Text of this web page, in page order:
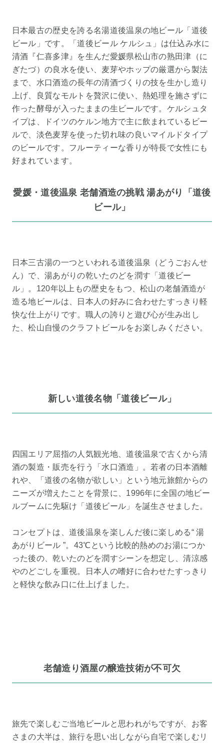
日本最古の歴史を誇る名湯道後温泉の地ビール「道後
ビール」です。「道後ビール ケルシュ」は仕込み水に
清酒『仁喜多津』を生んだ愛媛県松山市の熟田津（に
ぎたづ）の良水を使い、麦芽やホップの厳選から製法
まで、水口酒造の長年の清酒づくりの技を生かし造り
上げ、良質なモルトを贅沢に使い、熱処理を施さずに
作った酵母が入ったままの生ビールです。ケルシュタ
イプは、ドイツのケルン地方で主に飲まれているビー
ルで、淡色麦芽を使った切れ味の良いマイルドタイプ
のビールです。フルーティーな香りが特長で女性にも
好まれています。
愛媛・道後温泉 老舗酒造の挑戦 湯あがり「道後
ビール」
日本三古湯の一つといわれる道後温泉（どうごおんせ
ん）で、湯あがりの乾いたのどを潤す「道後ビー
ル」。120年以上もの歴史をもつ、松山の老舗酒造が
造る地ビールは、日本人の好みに合わせたすっきり軽
快な仕上がりです。職人の誇りと遊び心が生み出し
た、松山自慢のクラフトビールをお楽しみください。
新しい道後名物「道後ビール」
四国エリア屈指の人気観光地、道後温泉で古くから清
酒の製造・販売を行う「水口酒造」。若者の日本酒離
れや、「道後の名物が欲しい」という地元旅館からの
ニーズが増えたことを背景に、1996年に全国の地ビー
ルブームに先駆け「道後ビール」を誕生させました。
コンセプトは、道後温泉を楽しんだ後に楽しめる“ 湯
あがりビール ”。43℃という比較的熱めのお湯につか
った後の、乾いたのどを潤すシーンを想定し、清涼感
やのどごしを重視。日本人の嗜好に合わせたすっきり
と軽快な飲み口に仕上げました。
老舗造り酒屋の醸造技術が不可欠
旅先で楽しむご当地ビールと思われがちですが、お客
さまの大半は、旅行を思い出しながら自宅で楽しむリ